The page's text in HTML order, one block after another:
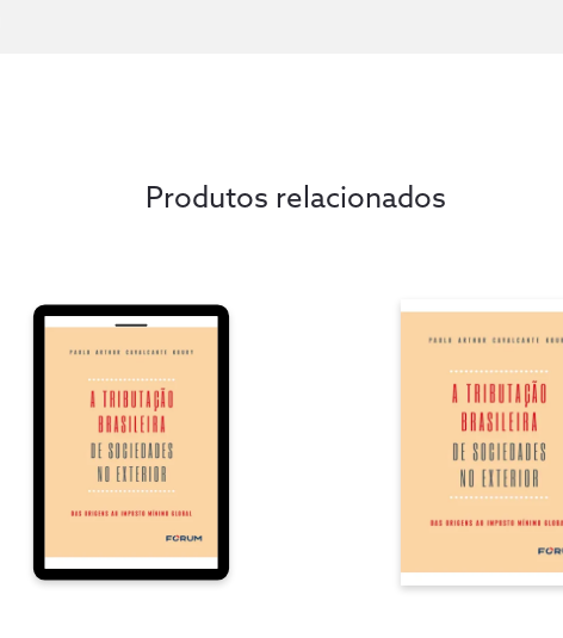
Produtos relacionados